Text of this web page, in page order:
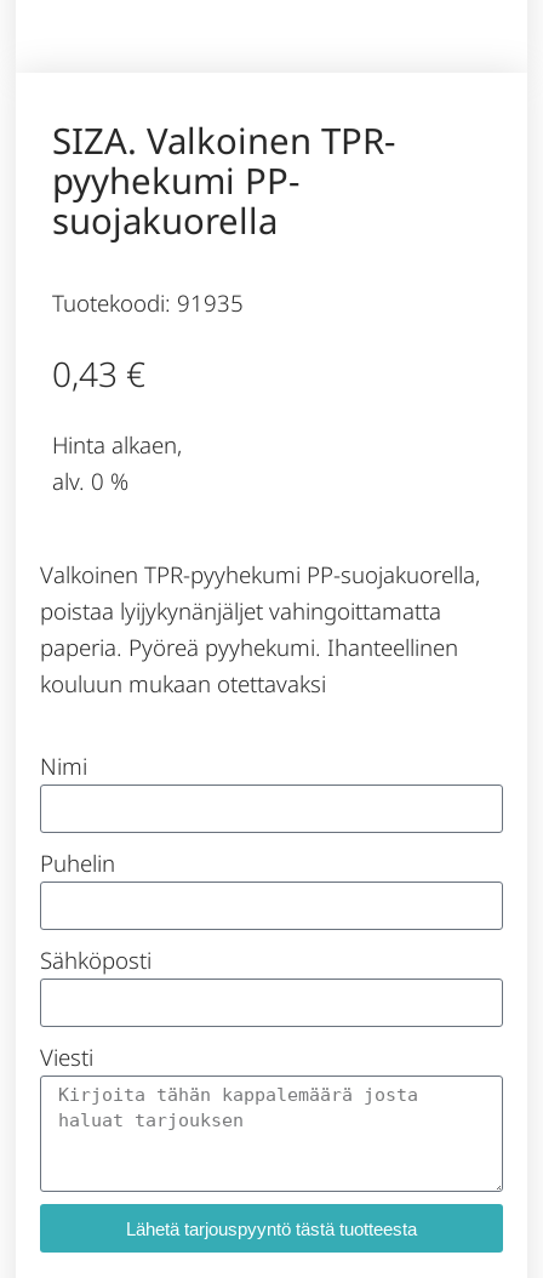
SIZA. Valkoinen TPR-
pyyhekumi PP-
suojakuorella
Tuotekoodi: 91935
0,43 €
Hinta alkaen,
alv. 0 %
Valkoinen TPR-pyyhekumi PP-suojakuorella,
poistaa lyijykynänjäljet ​​vahingoittamatta
paperia. Pyöreä pyyhekumi. Ihanteellinen
kouluun mukaan otettavaksi
Nimi
Puhelin
Sähköposti
Viesti
Lähetä tarjouspyyntö tästä tuotteesta